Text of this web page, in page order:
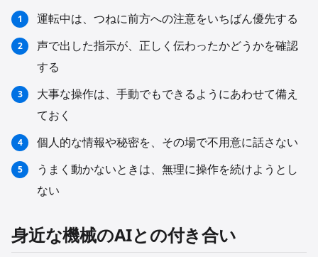
運転中は、つねに前方への注意をいちばん優先する
声で出した指示が、正しく伝わったかどうかを確認
する
大事な操作は、手動でもできるようにあわせて備え
ておく
個人的な情報や秘密を、その場で不用意に話さない
うまく動かないときは、無理に操作を続けようとし
ない
身近な機械のAIとの付き合い